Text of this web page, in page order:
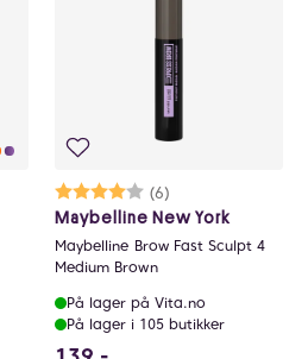
Karakter:
(6)
4.0 av 5 mulige
Maybelline New York
Maybelline Brow Fast Sculpt 4
Medium Brown
På lager på Vita.no
På lager i 105 butikker